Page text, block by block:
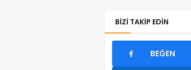
BIZI TAKIP EDIN
BEĞEN